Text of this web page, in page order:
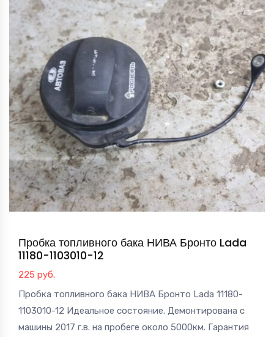
Пробка топливного бака НИВА Бронто Lada
11180-1103010-12
225 руб.
Пробка топливного бака НИВА Бронто Lada 11180-
1103010-12 Идеальное состояние. Демонтирована с
машины 2017 г.в. на пробеге около 5000км. Гарантия